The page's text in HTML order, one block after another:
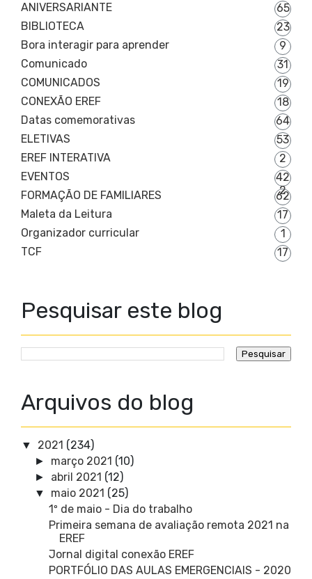
ANIVERSARIANTE
65
BIBLIOTECA
23
Bora interagir para aprender
9
Comunicado
31
COMUNICADOS
19
CONEXÃO EREF
18
Datas comemorativas
64
ELETIVAS
53
EREF INTERATIVA
2
EVENTOS
42
2
FORMAÇÃO DE FAMILIARES
62
Maleta da Leitura
17
Organizador curricular
1
TCF
17
Pesquisar este blog
Arquivos do blog
▼ 2021 (234)
► março 2021 (10)
► abril 2021 (12)
▼ maio 2021 (25)
1º de maio - Dia do trabalho
Primeira semana de avaliação remota 2021 na
EREF
Jornal digital conexão EREF
PORTFÓLIO DAS AULAS EMERGENCIAIS - 2020